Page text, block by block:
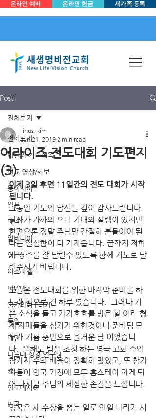
온라인 예배 온라인 헌금 새가족 등록
Post
전체보기
이달의 기도제목
선교 영상/화보
동아시아
일본
태국
알바니아
영국
이스라엘
미얀마
불가리아 | 터키
독일
대만
디모데 성경 연구원
케냐
인도네시아
P 국
전체보기
어라이즈 전도대회 기도편지
(3)
linus_kim
Jun 21, 2019 2 min read
이제 3일 후면 11일간의 전도 대회가 시작
됩니다.
그동안 기도와 답신들 깊이 감사드립니다.
날짜가 가까와 오니 기대와 설렘이 있지만
한편으론 정말 주님만 간절히 붙들어야 된
다는 절실함이 더 커져옵니다. 끝까지 저희
가 경주를 잘 달릴수 있도록 함께 기도로 달
려주시기 바랍니다.
오늘은 전도대회를 위한 마지막 준비를 하
느라 참으로 긴 하루 였습니다.  그러나 기
쁜 소식을 들고 가가호호를 방문 할 여러 형
제 자매들을 섬기기 위한것이니 준비팀 모
두가 기쁨 충만으로 즐거운 날 이었습니
다.  올해도 팀을 초청 하는 영국 교회 수와
참가자 수의 배율이 정확히 맞았고, 또 참가
자들이 영국 가정에 모두 홈스테이 하게 되
어 다시금 주님의 세심한 손길을 느낍니다.
영국은 새 수상을 뽑는 일로 연일 나라가 시